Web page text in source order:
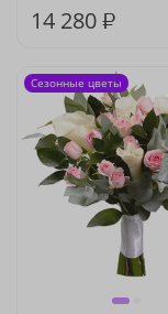
14 280 ₽
Сезонные цветы